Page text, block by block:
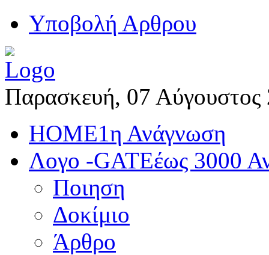
Yποβολή Αρθρου
Παρασκευή, 07 Αύγουστος
HOME1η Ανάγνωση
Λογο -GATEέως 3000
Ποιηση
Δοκίμιο
Άρθρο